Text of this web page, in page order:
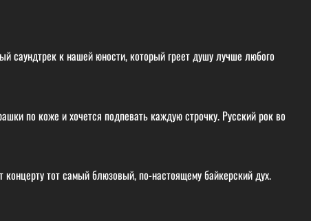
саундтрек к нашей юности, который греет душу лучше любого
по коже и хочется подпевать каждую строчку. Русский рок во
концерту тот самый блюзовый, по-настоящему байкерский дух.